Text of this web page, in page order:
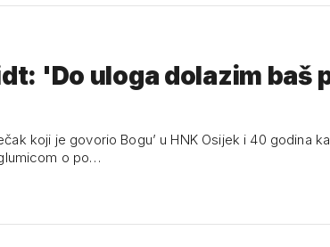
uloga dolazim baš preko
koji je govorio Bogu’ u HNK Osijek i 40 godina
o po…